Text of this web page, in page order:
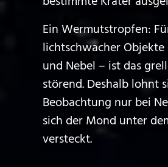
Ein Wermutstropfen:
lichtschwacher
und Nebel – ist das
störend. Deshalb lohnt
Beobachtung nur bei
sich der Mond unter
versteckt.